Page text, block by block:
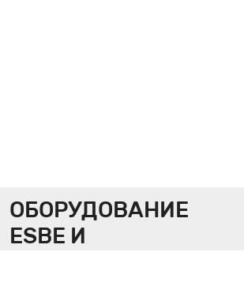
ОБОРУДОВАНИЕ
ESBE И